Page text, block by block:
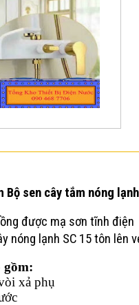
Bộ sen cây tắm nóng
được mạ sơn tĩnh điện
nóng lạnh SC 15 tôn lên
gồm:
xả phụ